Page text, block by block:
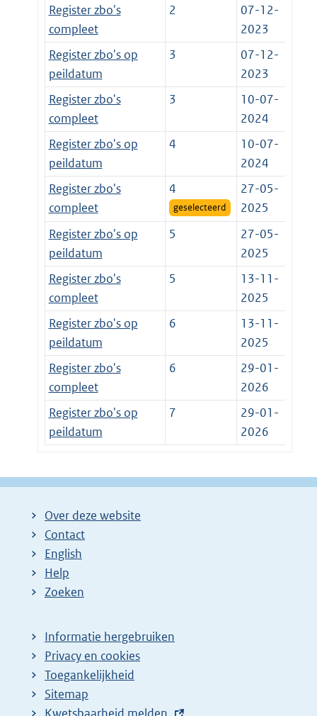
Register zbo's
compleet
2
07-12-
2023
Register zbo's op
peildatum
3
07-12-
2023
Register zbo's
compleet
3
10-07-
2024
Register zbo's op
peildatum
4
10-07-
2024
Register zbo's
compleet
4
geselecteerd
27-05-
2025
Register zbo's op
peildatum
5
27-05-
2025
Register zbo's
compleet
5
13-11-
2025
Register zbo's op
peildatum
6
13-11-
2025
Register zbo's
compleet
6
29-01-
2026
Register zbo's op
peildatum
7
29-01-
2026
Over deze website
Contact
English
Help
Zoeken
Informatie hergebruiken
Privacy en cookies
Toegankelijkheid
Sitemap
E
Kwetsbaarheid melden